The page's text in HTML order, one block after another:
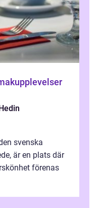
svenska
är en plats där
förenas